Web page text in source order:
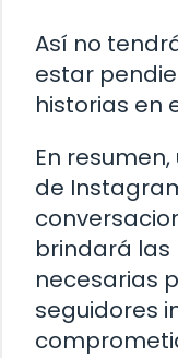
Así no
estar
historias en
En
de
brindará
necesarias
seguidores